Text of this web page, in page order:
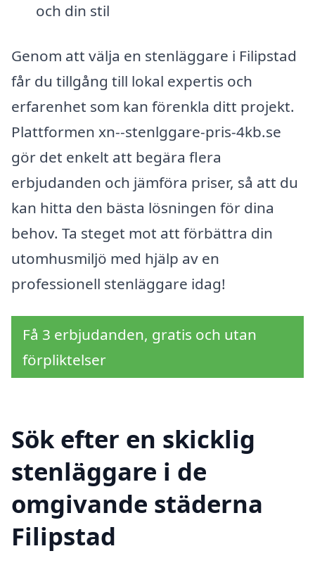
och din stil
Genom att välja en stenläggare i Filipstad
får du tillgång till lokal expertis och
erfarenhet som kan förenkla ditt projekt.
Plattformen xn--stenlggare-pris-4kb.se
gör det enkelt att begära flera
erbjudanden och jämföra priser, så att du
kan hitta den bästa lösningen för dina
behov. Ta steget mot att förbättra din
utomhusmiljö med hjälp av en
professionell stenläggare idag!
Få 3 erbjudanden, gratis och utan
förpliktelser
Sök efter en skicklig
stenläggare i de
omgivande städerna
Filipstad